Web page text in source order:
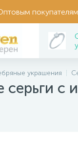
покупателям
украшения
серьги с